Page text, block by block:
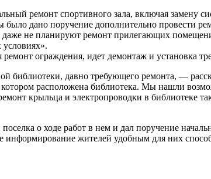
ремонт спортивного зала, включая замену
дано поручение дополнительно провести
не планируют ремонт прилегающих
ограждения, идет демонтаж и установка
библиотеки, давно требующего ремонта, —
расположена библиотека. Мы нашли
крыльца и электропроводки в библиотеке
о ходе работ в нем и дал поручение
информирование жителей удобным для них